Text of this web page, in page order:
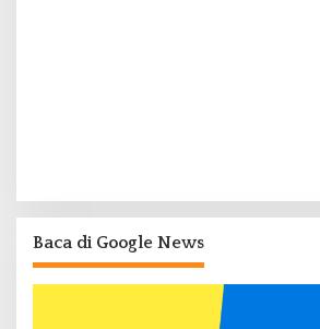
Baca di Google News